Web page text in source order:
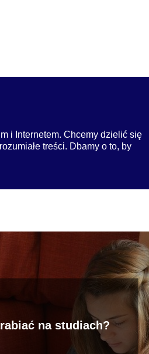
i Internetem. Chcemy dzielić się
treści. Dbamy o to, by
na studiach?